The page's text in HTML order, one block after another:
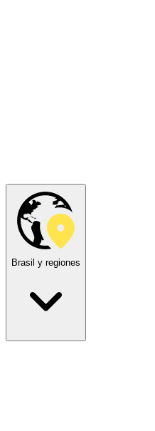
Brasil y regiones